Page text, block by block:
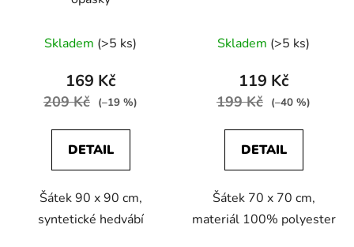
Skladem (>5 ks)
169 Kč
209 Kč (–19 %)
DETAIL
Šátek 90 x 90 cm,
syntetické hedvábí
Skladem (>5 ks)
119 Kč
199 Kč (–40 %)
DETAIL
Šátek 70 x 70 cm,
materiál 100% polyester